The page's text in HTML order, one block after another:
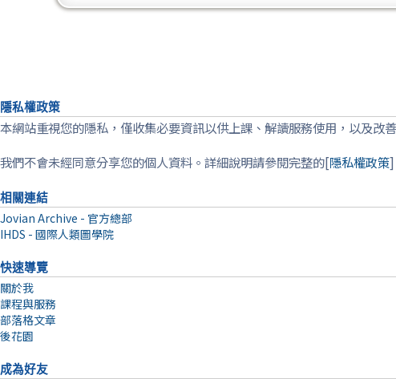
隱私權政策
本網站重視您的隱私，僅收集必要資訊以供上課、解讀服務使用，以及改
我們不會未經同意分享您的個人資料。詳細說明請參閱完整的[隱私權政策]
相關連結
Jovian Archive - 官方總部
IHDS - 國際人類圖學院
快速導覽
關於我
課程與服務
部落格文章
後花園
成為好友